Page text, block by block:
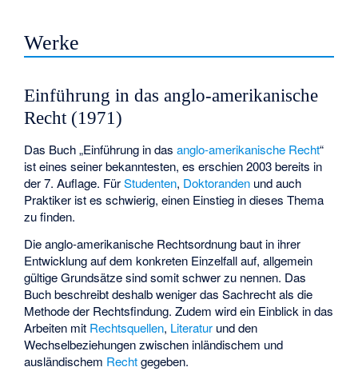
Werke
Einführung in das anglo-amerikanische
Recht (1971)
Das Buch „Einführung in dasanglo-amerikanische Recht“
ist eines seiner bekanntesten, es erschien 2003 bereits in
der 7. Auflage. FürStudenten, Doktoranden und auch
Praktiker ist es schwierig, einen Einstieg in dieses Thema
zu finden.
Die anglo-amerikanische Rechtsordnung baut in ihrer
Entwicklung auf dem konkreten Einzelfall auf, allgemein
gültige Grundsätze sind somit schwer zu nennen. Das
Buch beschreibt deshalb weniger das Sachrecht als die
Methode der Rechtsfindung. Zudem wird ein Einblick in das
Arbeiten mit Rechtsquellen, Literatur und den
Wechselbeziehungen zwischen inländischem und
ausländischem Rechtgegeben.